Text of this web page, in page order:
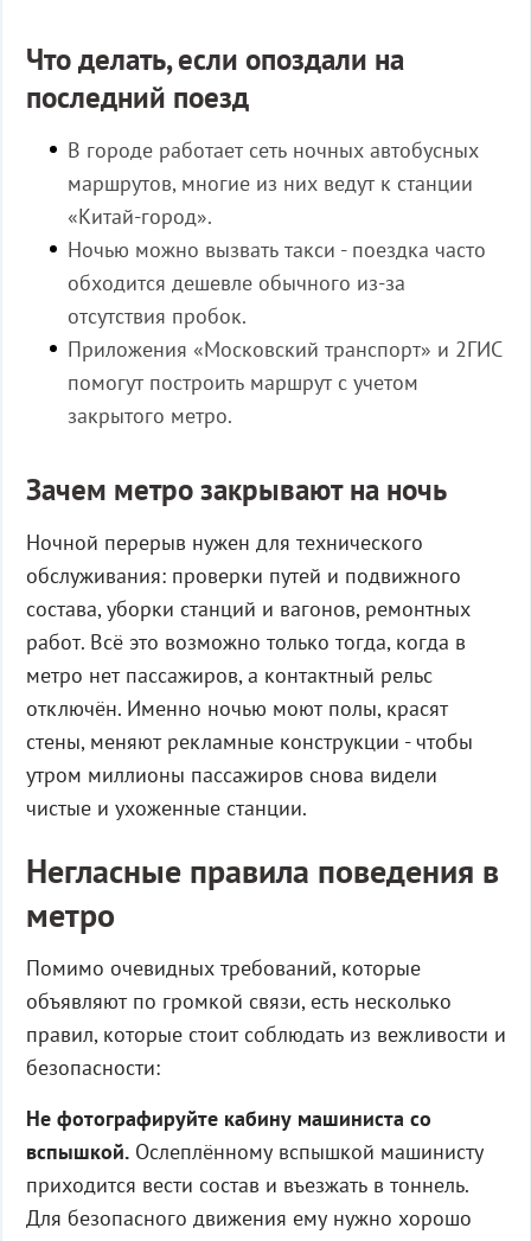
Что делать, если опоздали на
последний поезд
В городе работает сеть ночных автобусных
маршрутов, многие из них ведут к станции
«Китай-город».
Ночью можно вызвать такси - поездка часто
обходится дешевле обычного из-за
отсутствия пробок.
Приложения «Московский транспорт» и 2ГИС
помогут построить маршрут с учетом
закрытого метро.
Зачем метро закрывают на ночь
Ночной перерыв нужен для технического
обслуживания: проверки путей и подвижного
состава, уборки станций и вагонов, ремонтных
работ. Всё это возможно только тогда, когда в
метро нет пассажиров, а контактный рельс
отключён. Именно ночью моют полы, красят
стены, меняют рекламные конструкции - чтобы
утром миллионы пассажиров снова видели
чистые и ухоженные станции.
Негласные правила поведения в
метро
Помимо очевидных требований, которые
объявляют по громкой связи, есть несколько
правил, которые стоит соблюдать из вежливости и
безопасности:
Не фотографируйте кабину машиниста со
вспышкой.Ослеплённому вспышкой машинисту
приходится вести состав и въезжать в тоннель.
Для безопасного движения ему нужно хорошо